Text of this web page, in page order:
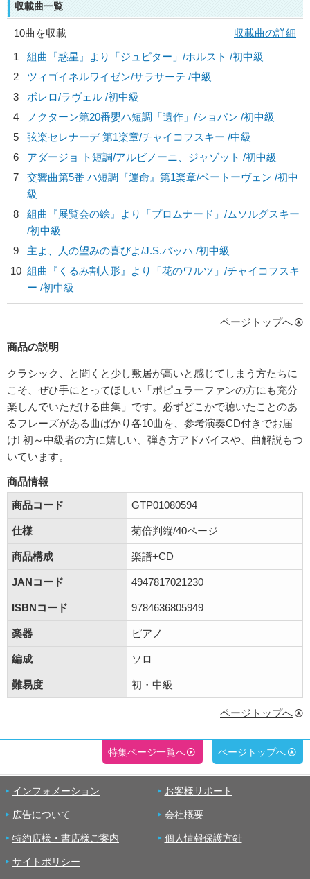
収載曲一覧
10曲を収載
収載曲の詳細
1
組曲『惑星』より「ジュピター」/ホルスト /初中級
2
ツィゴイネルワイゼン/サラサーテ /中級
3
ボレロ/ラヴェル /初中級
4
ノクターン第20番嬰ハ短調「遺作」/ショパン /初中級
5
弦楽セレナーデ 第1楽章/チャイコフスキー /中級
6
アダージョ ト短調/アルビノーニ、ジャゾット /初中級
7
交響曲第5番 ハ短調『運命』第1楽章/ベートーヴェン /初中
級
8
組曲『展覧会の絵』より「プロムナード」/ムソルグスキー
/初中級
9
主よ、人の望みの喜びよ/J.S.バッハ /初中級
10 組曲『くるみ割人形』より「花のワルツ」/チャイコフスキ
ー /初中級
ページトップへ
商品の説明
クラシック、と聞くと少し敷居が高いと感じてしまう方たちに
こそ、ぜひ手にとってほしい「ポピュラーファンの方にも充分
楽しんでいただける曲集」です。必ずどこかで聴いたことのあ
るフレーズがある曲ばかり各10曲を、参考演奏CD付きでお届
け! 初～中級者の方に嬉しい、弾き方アドバイスや、曲解説もつ
いています。
商品情報
商品コード
GTP01080594
仕様 菊倍判縦/40ページ
商品構成 楽譜+CD
JANコード 4947817021230
ISBNコード 9784636805949
楽器 ピアノ
編成 ソロ
難易度 初・中級
ページトップへ
特集ページ一覧へ ページトップへ
インフォメーション お客様サポート
広告について 会社概要
特約店様・書店様ご案内 個人情報保護方針
サイトポリシー